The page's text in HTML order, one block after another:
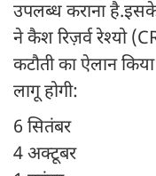
उपलब्ध कराना
ने कैश रिज़र्व रेश्यो
कटौती का ऐलान
लागू होगी:
6 सितंबर
4 अक्टूबर